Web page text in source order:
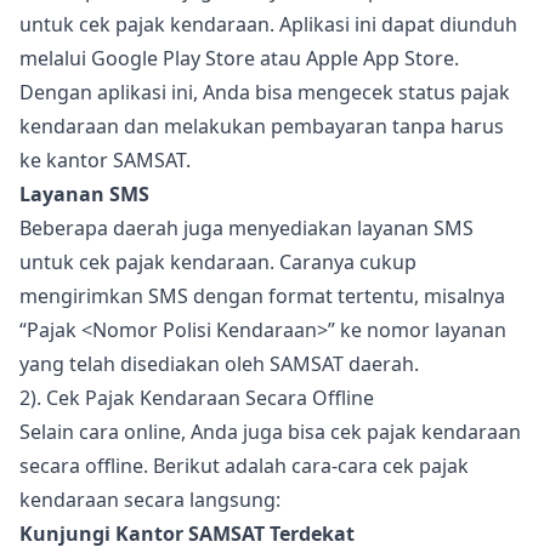
untuk cek pajak kendaraan. Aplikasi ini dapat diunduh
melalui Google Play Store atau Apple App Store.
Dengan aplikasi ini, Anda bisa mengecek status pajak
kendaraan dan melakukan pembayaran tanpa harus
ke kantor SAMSAT.
Layanan SMS
Beberapa daerah juga menyediakan layanan SMS
untuk cek pajak kendaraan. Caranya cukup
mengirimkan SMS dengan format tertentu, misalnya
“Pajak <Nomor Polisi Kendaraan>” ke nomor layanan
yang telah disediakan oleh SAMSAT daerah.
2). Cek Pajak Kendaraan Secara Offline
Selain cara online, Anda juga bisa cek pajak kendaraan
secara offline. Berikut adalah cara-cara cek pajak
kendaraan secara langsung:
Kunjungi Kantor SAMSAT Terdekat